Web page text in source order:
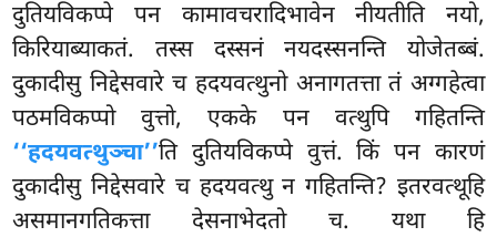
दुतियविकप्पे पन कामावचरादिभावेन नीयतीति नयो,
किरियाब्याकतं. तस्स दस्सनं नयदस्सनन्ति योजेतब्बं.
दुकादीसु निद्देसवारे च हदयवत्थुनो अनागतत्ता तं अग्गहेत्वा
पठमविकप्पो वुत्तो, एकके पन वत्थुपि गहितन्ति
‘‘हदयवत्थुञ्चा’’ति दुतियविकप्पे वुत्तं. किं पन कारणं
दुकादीसु निद्देसवारे च हदयवत्थु न गहितन्ति? इतरवत्थूहि
असमानगतिकत्ता देसनाभेदतो च. यथा हि